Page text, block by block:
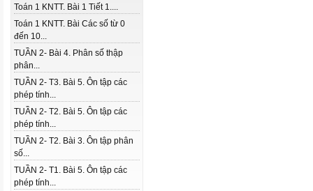
Toán 1 KNTT. Bài 1 Tiết 1....
Toán 1 KNTT. Bài Các số từ 0
đến 10...
TUẦN 2- Bài 4. Phân số thập
phân...
TUẦN 2- T3. Bài 5. Ôn tập các
phép tính...
TUẦN 2- T2. Bài 5. Ôn tập các
phép tính...
TUẦN 2- T2. Bài 3. Ôn tập phân
số...
TUẦN 2- T1. Bài 5. Ôn tập các
phép tính...